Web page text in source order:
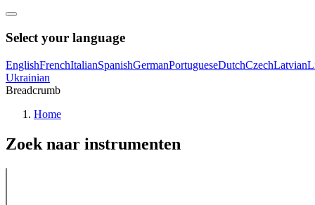
Select your language
EnglishFrenchItalianSpanishGermanPortugueseDutchCzechLatvian
Ukrainian
Breadcrumb
Home
Zoek naar instrumenten